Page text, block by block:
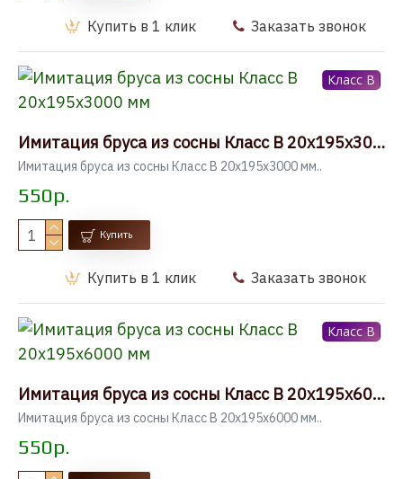
Купить в 1 клик Заказать звонок
Класс B
Имитация бруса из сосны Класс В 20x195x3000 мм
Имитация бруса из сосны Класс В 20x195x3000 мм..
550р.
Купить
Купить в 1 клик Заказать звонок
Класс B
Имитация бруса из сосны Класс В 20x195x6000 мм
Имитация бруса из сосны Класс В 20x195x6000 мм..
550р.